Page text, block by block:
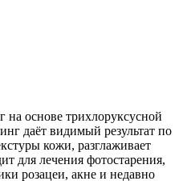
основе трихлоруксусной
даёт видимый результат по
кожи, разглаживает
для лечения фотостарения,
розацеи, акне и недавно